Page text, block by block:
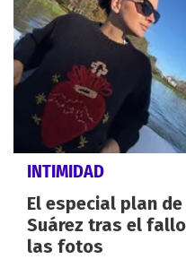
INTIMIDAD
El especial plan
Suárez tras el
las fotos